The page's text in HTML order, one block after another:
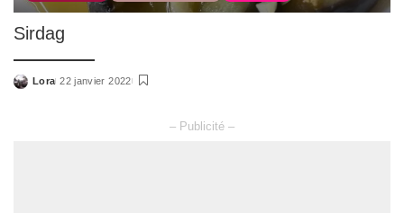
Sirdag
Posted
Lora 22 janvier 2022
– Publicité –